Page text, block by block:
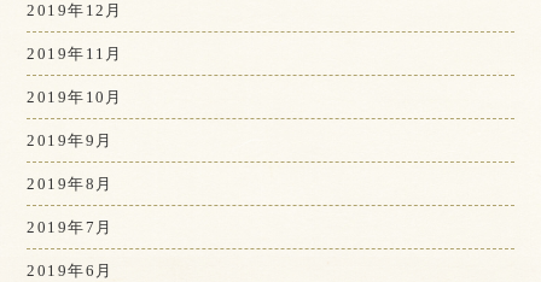
2019年12月
2019年11月
2019年10月
2019年9月
2019年8月
2019年7月
2019年6月